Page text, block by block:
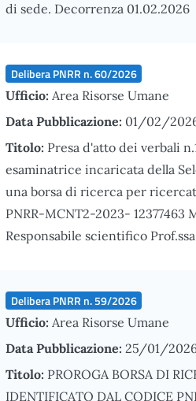
di sede. Decorrenza 01.02.2026
Delibera PNRR n. 60/2026
Ufficio: Area Risorse Umane
Data Pubblicazione: 01/02/
Titolo: Presa d'atto dei verbali
esaminatrice incaricata della
una borsa di ricerca per
PNRR-MCNT2-2023- 12377463
Responsabile scientifico
Delibera PNRR n. 59/2026
Ufficio: Area Risorse Umane
Data Pubblicazione: 25/01/
Titolo: PROROGA BORSA DI
IDENTIFICATO DAL CODICE